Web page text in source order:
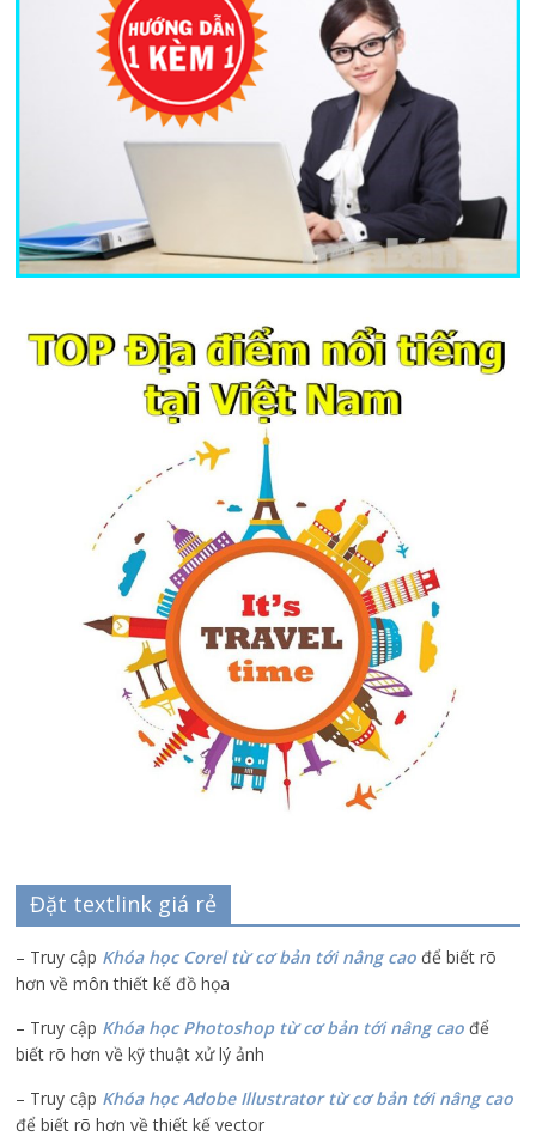
Đặt textlink giá rẻ
– Truy cập Khóa học Corel từ cơ bản tới nâng cao để biết rõ
hơn về môn thiết kế đồ họa
– Truy cập Khóa học Photoshop từ cơ bản tới nâng cao để
biết rõ hơn về kỹ thuật xử lý ảnh
– Truy cập Khóa học Adobe Illustratortừ cơ bản tới nâng cao
để biết rõ hơn về thiết kế vector